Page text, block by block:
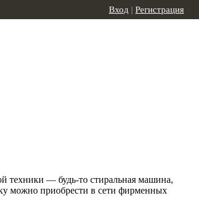
Вход | Регистрация
техники — будь-то стиральная машина,
можно приобрести в сети фирменных